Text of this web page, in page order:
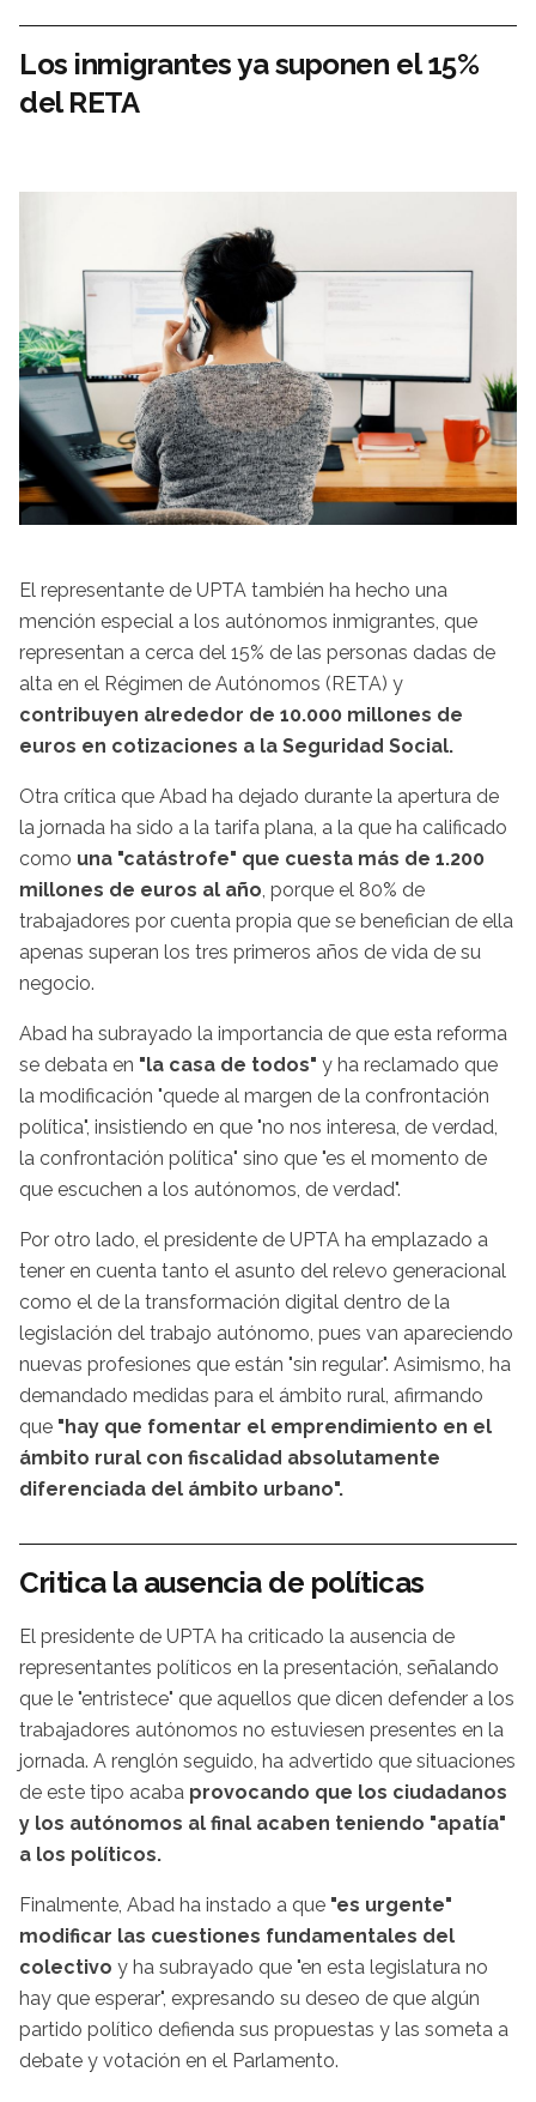
Los inmigrantes ya suponen el 15%
del RETA
El representante de UPTA también ha hecho una
mención especial a los autónomos inmigrantes, que
representan a cerca del 15% de las personas dadas de
alta en el Régimen de Autónomos (RETA) y
contribuyen alrededor de 10.000 millones de
euros en cotizaciones a la Seguridad Social.
Otra crítica que Abad ha dejado durante la apertura de
la jornada ha sido a la tarifa plana, a la que ha calificado
como una "catástrofe" que cuesta más de 1.200
millones de euros al año, porque el 80% de
trabajadores por cuenta propia que se benefician de ella
apenas superan los tres primeros años de vida de su
negocio.
Abad ha subrayado la importancia de que esta reforma
se debata en "la casa de todos" y ha reclamado que
la modificación "quede al margen de la confrontación
política", insistiendo en que "no nos interesa, de verdad,
la confrontación política" sino que "es el momento de
que escuchen a los autónomos, de verdad".
Por otro lado, el presidente de UPTA ha emplazado a
tener en cuenta tanto el asunto del relevo generacional
como el de la transformación digital dentro de la
legislación del trabajo autónomo, pues van apareciendo
nuevas profesiones que están "sin regular". Asimismo, ha
demandado medidas para el ámbito rural, afirmando
que "hay que fomentar el emprendimiento en el
ámbito rural con fiscalidad absolutamente
diferenciada del ámbito urbano".
Critica la ausencia de políticas
El presidente de UPTA ha criticado la ausencia de
representantes políticos en la presentación, señalando
que le "entristece" que aquellos que dicen defender a los
trabajadores autónomos no estuviesen presentes en la
jornada. A renglón seguido, ha advertido que situaciones
de este tipo acaba provocando que los ciudadanos
y los autónomos al final acaben teniendo "apatía"
a los políticos.
Finalmente, Abad ha instado a que "es urgente"
modificar las cuestiones fundamentales del
colectivo y ha subrayado que "en esta legislatura no
hay que esperar", expresando su deseo de que algún
partido político defienda sus propuestas y las someta a
debate y votación en el Parlamento.